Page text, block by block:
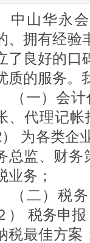
中山华永
、拥有经验
了良好的口
质的服务。
（一）会
、代理记
为各类企
总监、财务
业务；
（二）税
） 税务申
税最佳方案